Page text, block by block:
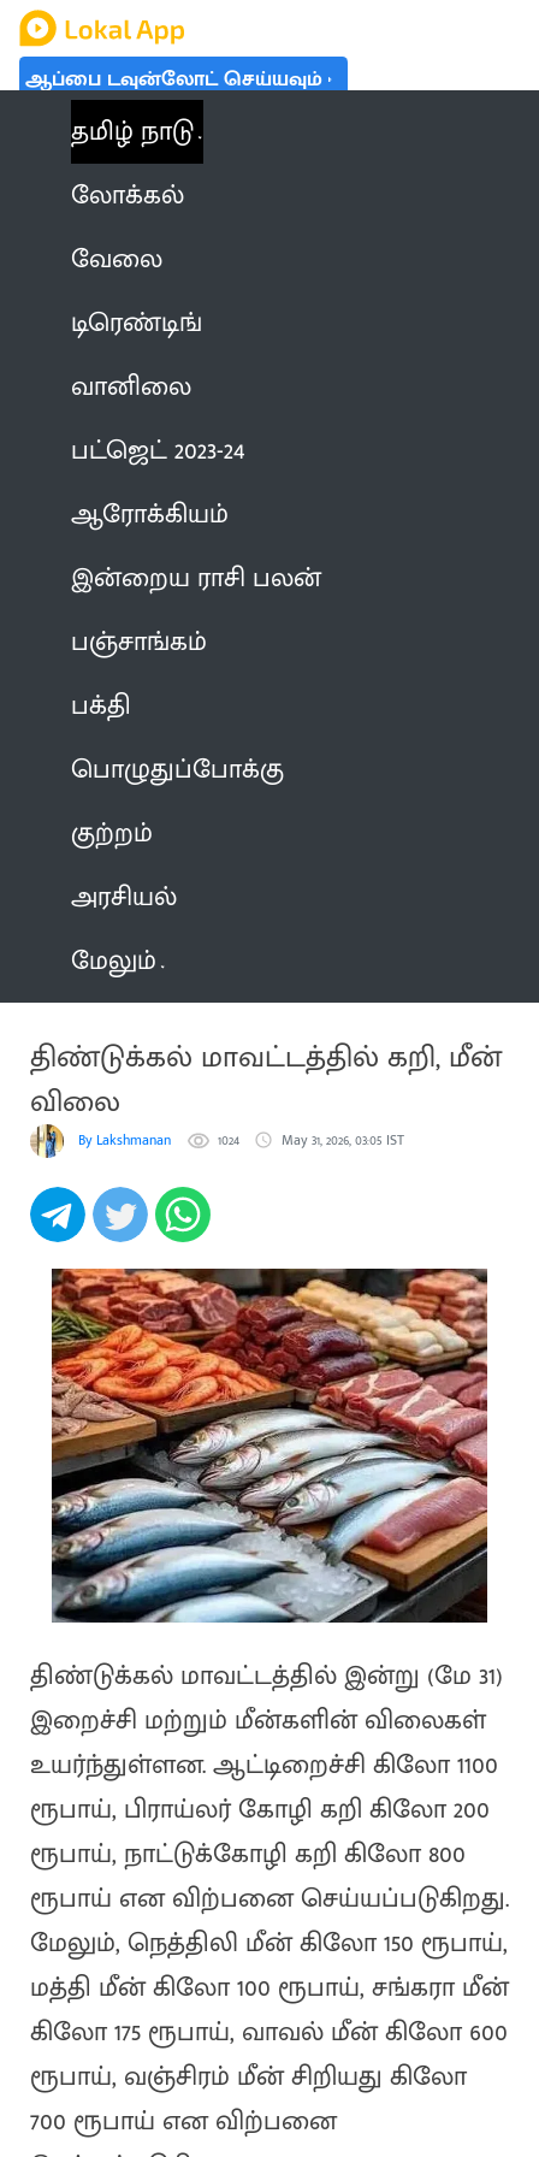
ஆப்பை டவுன்லோட் செய்யவும்
தமிழ் நாடு
லோக்கல்
வேலை
டிரெண்டிங்
வானிலை
பட்ஜெட் 2023-24
ஆரோக்கியம்
இன்றைய ராசி பலன்
பஞ்சாங்கம்
பக்தி
பொழுதுப்போக்கு
குற்றம்
அரசியல்
மேலும்
திண்டுக்கல் மாவட்டத்தில் கறி, மீன்
விலை
By Lakshmanan 1024 May 31, 2026, 03:05 IST
திண்டுக்கல் மாவட்டத்தில் இன்று (மே 31)
இறைச்சி மற்றும் மீன்களின் விலைகள்
உயர்ந்துள்ளன. ஆட்டிறைச்சி கிலோ 1100
ரூபாய், பிராய்லர் கோழி கறி கிலோ 200
ரூபாய், நாட்டுக்கோழி கறி கிலோ 800
ரூபாய் என விற்பனை செய்யப்படுகிறது.
மேலும், நெத்திலி மீன் கிலோ 150 ரூபாய்,
மத்தி மீன் கிலோ 100 ரூபாய், சங்கரா மீன்
கிலோ 175 ரூபாய், வாவல் மீன் கிலோ 600
ரூபாய், வஞ்சிரம் மீன் சிறியது கிலோ
700 ரூபாய் என விற்பனை